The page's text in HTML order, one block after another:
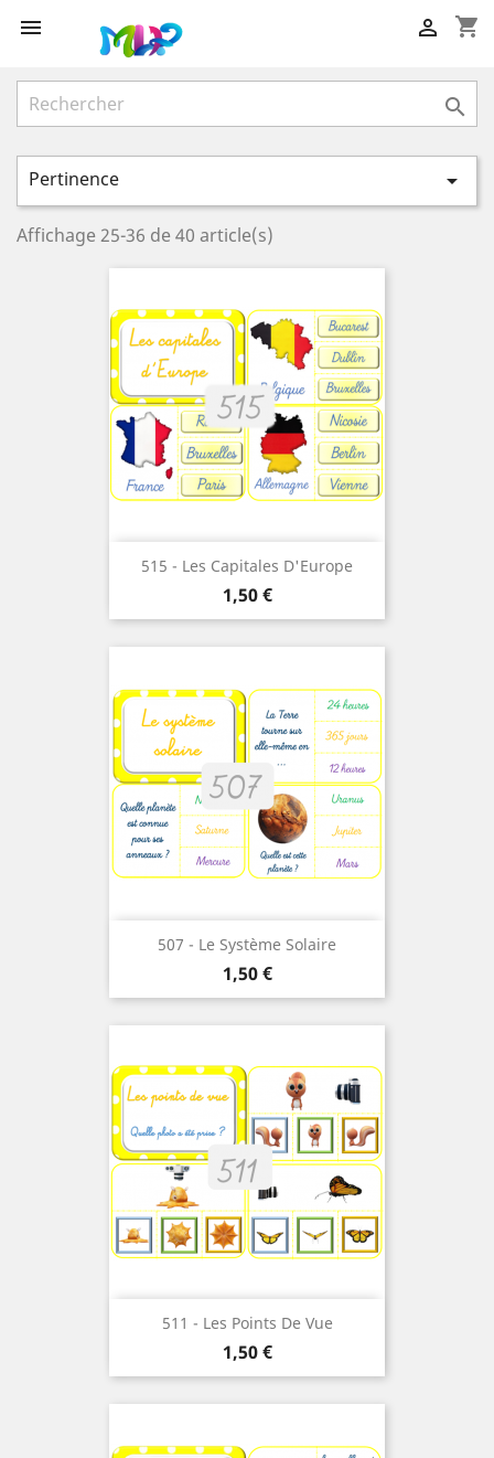
 shopping_cart


Pertinence 
Affichage 25-36 de 40 article(s)
515 - Les Capitales D'Europe
Prix
1,50 €
507 - Le Système Solaire
Prix
1,50 €
511 - Les Points De Vue
Prix
1,50 €